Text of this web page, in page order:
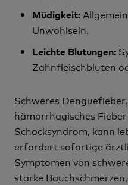
Müdigkeit:
Unwohlsein.
Leichte Blutungen:
Zahnfleischbluten
Schweres
hämorrhagisches
Schocksyndrom, kann
erfordert sofortige
Symptomen von
starke